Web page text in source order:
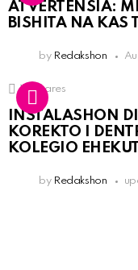
ATVERTENSIA:
BISHITA NA KAS
by Redakshon
16 Shares
INSTALASHON
KOREKTO I
KOLEGIO
by Redakshon